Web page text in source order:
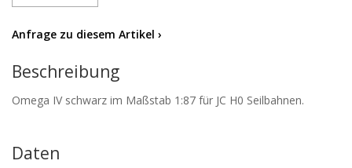
Anfrage zu diesem Artikel ›
Beschreibung
Omega IV schwarz im Maßstab 1:87 für JC H0 Seilbahnen.
Daten